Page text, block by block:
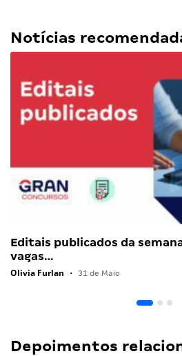
Notícias
Editais publicados da
vagas…
Olivia Furlan • 31 de Maio
Depoimentos